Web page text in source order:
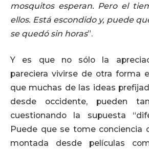
mosquitos esperan. Pero el
ellos. Está escondido y, puede
se quedó sin horas”.
Y es que no sólo la
pareciera vivirse de otra forma
que muchas de las ideas
desde occidente, pueden
cuestionando la supuesta
Puede que se tome conciencia
montada desde películas